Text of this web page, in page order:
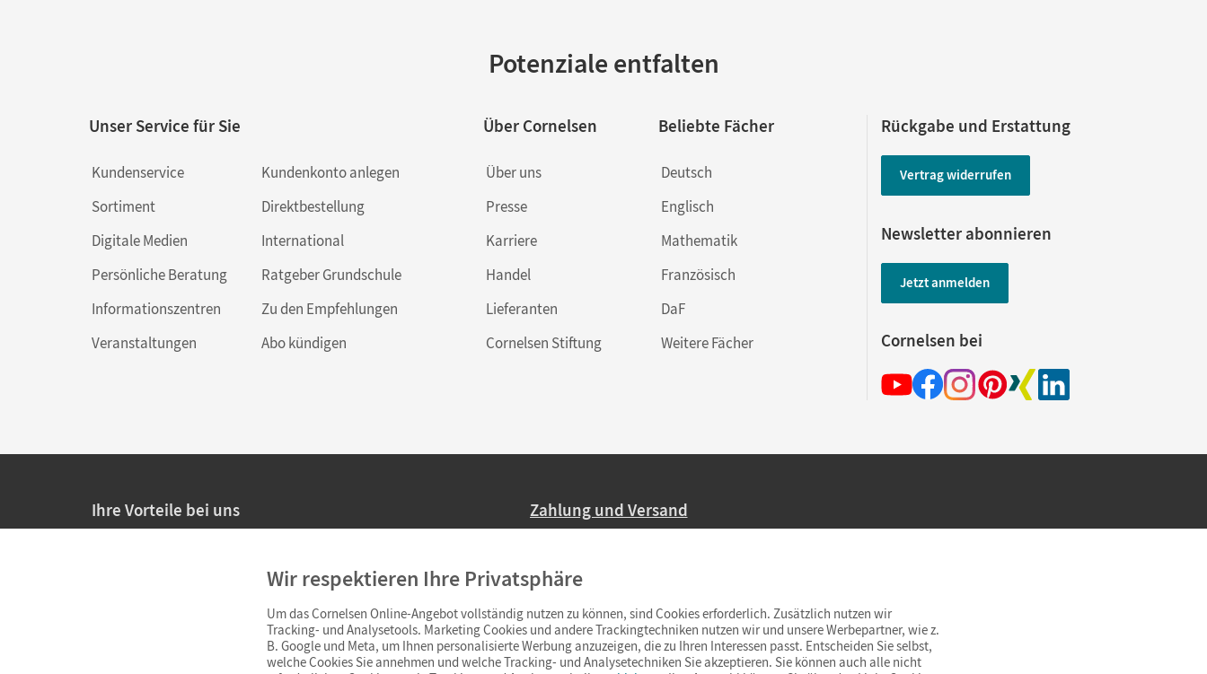
Potenziale entfalten
Unser Service für Sie
Kundenservice
Sortiment
Digitale Medien
Persönliche Beratung
Informationszentren
Veranstaltungen
Kundenkonto anlegen
Direktbestellung
International
Ratgeber Grundschule
Zu den Empfehlungen
Abo kündigen
Über Cornelsen
Über uns
Presse
Karriere
Handel
Lieferanten
Cornelsen Stiftung
Beliebte Fächer
Deutsch
Englisch
Mathematik
Französisch
DaF
Weitere Fächer
Rückgabe und Erstattung
Vertrag widerrufen
Newsletter abonnieren
Jetzt anmelden
Cornelsen bei
Ihre Vorteile bei uns
Persönliche Angebote für Lehrkräfte
Sicheres Einkaufen mit SSL-Verschlüsselung
Widerrufsfristvon 4 Wochen
Zahlung und Versand
Ab 59,– EUR Bestellwert liefern wir versandkostenfrei innerhalb Deutschlands
(Lieferung in 3–6 Tagen).
Wir respektieren Ihre Privatsphäre
Um das Cornelsen Online-Angebot vollständig nutzen zu können, sind Cookies erforderlich. Zusätzlich nutzen wir
Tracking- und Analysetools. Marketing Cookies und andere Trackingtechniken nutzen wir und unsere Werbepartner, wie z.
B. Google und Meta, um Ihnen personalisierte Werbung anzuzeigen, die zu Ihren Interessen passt. Entscheiden Sie selbst,
welche Cookies Sie annehmen und welche Tracking- und Analysetechniken Sie akzeptieren. Sie können auch alle nicht